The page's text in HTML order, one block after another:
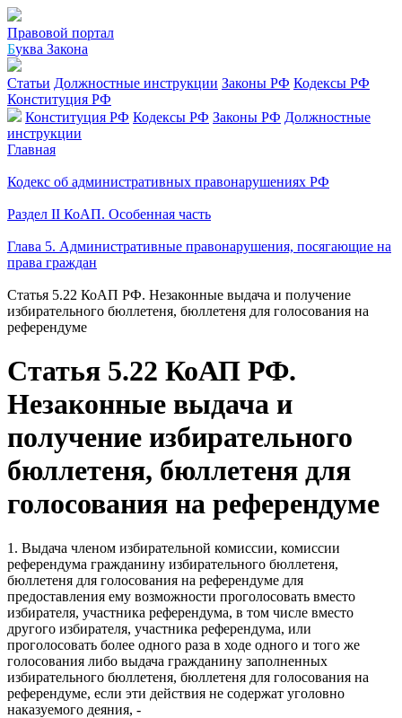
Правовой портал
Буква Закона
Статьи Должностные инструкции Законы РФ Кодексы РФ
Конституция РФ
Конституция РФ Кодексы РФ Законы РФ Должностные
инструкции
Главная
Кодекс об административных правонарушениях РФ
Раздел II КоАП. Особенная часть
Глава 5. Административные правонарушения, посягающие на
права граждан
Статья 5.22 КоАП РФ. Незаконные выдача и получение
избирательного бюллетеня, бюллетеня для голосования на
референдуме
Статья 5.22 КоАП РФ.
Незаконные выдача и
получение избирательного
бюллетеня, бюллетеня для
голосования на референдуме
1. Выдача членом избирательной комиссии, комиссии
референдума гражданину избирательного бюллетеня,
бюллетеня для голосования на референдуме для
предоставления ему возможности проголосовать вместо
избирателя, участника референдума, в том числе вместо
другого избирателя, участника референдума, или
проголосовать более одного раза в ходе одного и того же
голосования либо выдача гражданину заполненных
избирательного бюллетеня, бюллетеня для голосования на
референдуме, если эти действия не содержат уголовно
наказуемого деяния, -